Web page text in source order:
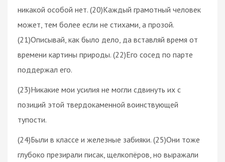
никакой особой нет. (20)Каждый грамотный человек
может, тем более если не стихами, а прозой.
(21)Описывай, как было дело, да вставляй время от
времени картины природы. (22)Его сосед по парте
поддержал его.
(23)Никакие мои усилия не могли сдвинуть их с
позиций этой твердокаменной воинствующей
тупости.
(24)Были в классе и железные забияки. (25)Они тоже
глубоко презирали писак, щелкопёров, но выражали